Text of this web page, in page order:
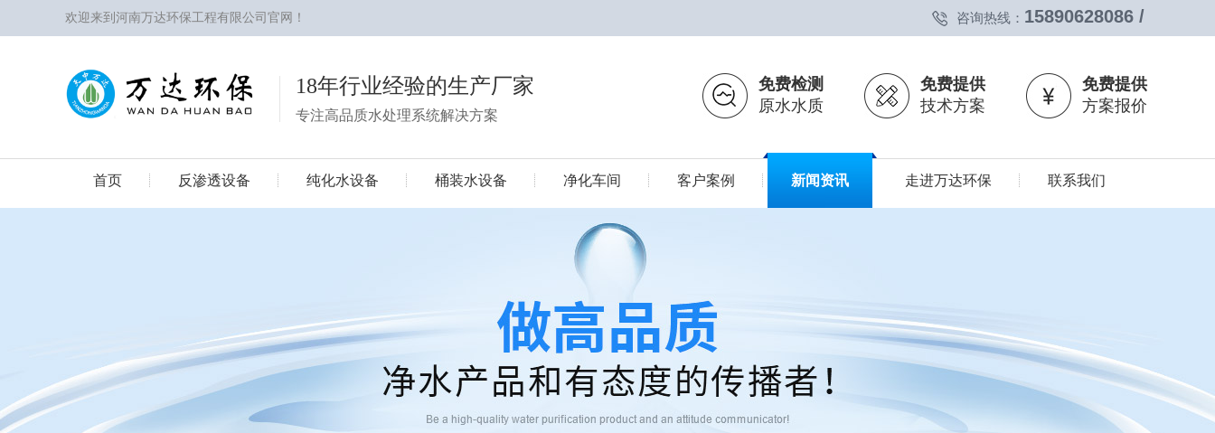
咨询热线： 15890628086 /
欢迎来到河南万达环保工程有限公司官网！
18年行业经验的生产厂家
专注高品质水处理系统解决方案
免费检测
原水水质
免费提供
技术方案
免费提供
方案报价
首页 反渗透设备 纯化水设备 桶装水设备 净化车间 客户案例 新闻资讯 走进万达环保 联系我们